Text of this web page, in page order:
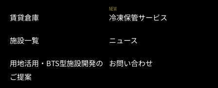
賃貸倉庫
NEW
冷凍保管サービス
施設一覧 ニュース
用地活用・BTS型施設開発の
ご提案
お問い合わせ